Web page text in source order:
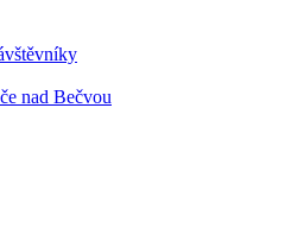
nad Bečvou